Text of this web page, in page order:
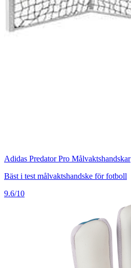
Adidas Predator Pro Målvaktshandskar
Bäst i test målvaktshandske för fotboll
9.6/10